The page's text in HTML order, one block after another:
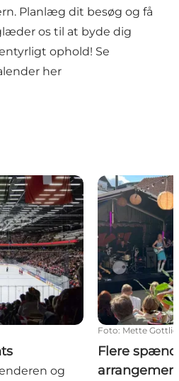
Planlæg dit besøg og få
os til at byde dig
ophold! Se
her
og
Flere
Foto: Mette
Flere